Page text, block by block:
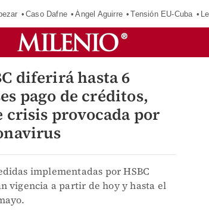
Caso Dafne Ángel Aguirre Tensión EU-Cuba
diferirá hasta 6
pago de créditos,
crisis provocada por
implementadas por HSBC
vigencia a partir de hoy y hasta el